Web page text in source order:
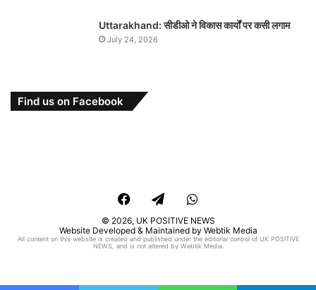
Uttarakhand: सीडीओ ने विकास कार्यों पर कसी लगाम
July 24, 2026
Find us on Facebook
FacebookTelegramWhatsApp
© 2026, UK POSITIVE NEWS
Website Developed & Maintained by Webtik Media
All content on this website is created and published under the editorial control of UK POSITIVE
NEWS, and is not altered by Webtik Media.